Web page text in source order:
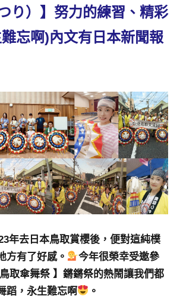
り）】努力的練習、精彩
忘啊)內文有日本新聞報
年去日本鳥取賞櫻後，便對這純樸
方有了好感。
今年很榮幸受邀參
取傘舞祭 】鏘鏘祭的熱鬧讓我們都
蹈，永生難忘啊
。